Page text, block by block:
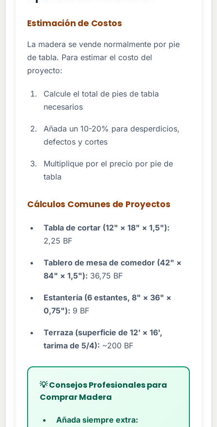
Estimación de Costos
La madera se vende normalmente por pie
de tabla. Para estimar el costo del
proyecto:
Calcule el total de pies de tabla
necesarios
Añada un 10-20% para desperdicios,
defectos y cortes
Multiplique por el precio por pie de
tabla
Cálculos Comunes de Proyectos
Tabla de cortar (12" × 18" × 1,5"):
2,25 BF
Tablero de mesa de comedor (42" ×
84" × 1,5"): 36,75 BF
Estantería (6 estantes, 8" × 36" ×
0,75"): 9 BF
Terraza (superficie de 12' × 16',
tarima de 5/4): ~200 BF
💡 Consejos Profesionales para
Comprar Madera
Añada siempre extra: